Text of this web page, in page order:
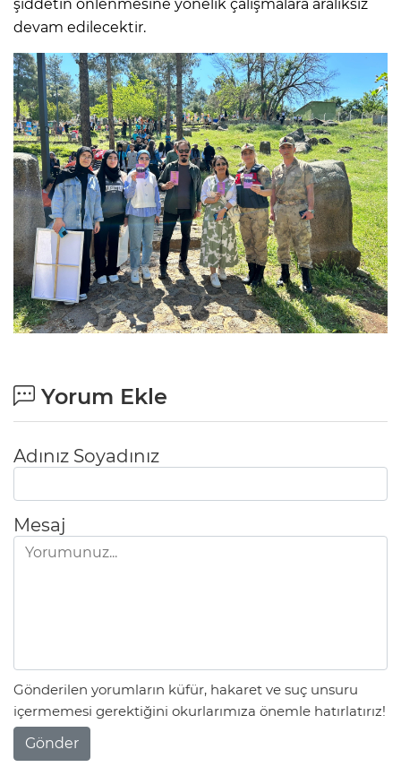
şiddetin önlenmesine yönelik çalışmalara aralıksız
devam edilecektir.
Yorum Ekle
Adınız Soyadınız
Mesaj
Gönderilen yorumların küfür, hakaret ve suç unsuru
içermemesi gerektiğini okurlarımıza önemle hatırlatırız!
Gönder